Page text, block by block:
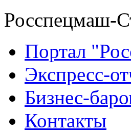
Росспецмаш-
Портал
Экспресс-
Бизнес-
Контакты